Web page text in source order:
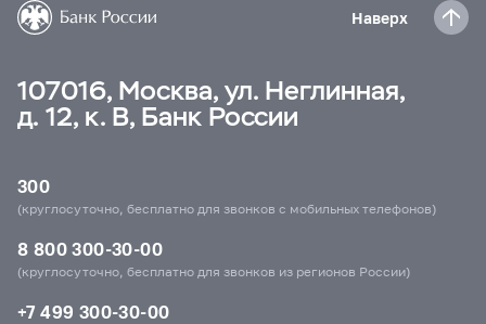
Наверх
107016, Москва, ул. Неглинная,
д. 12, к. В, Банк России
300
(круглосуточно, бесплатно для звонков с мобильных телефонов)
8 800 300-30-00
(круглосуточно, бесплатно для звонков из регионов России)
+7 499 300-30-00